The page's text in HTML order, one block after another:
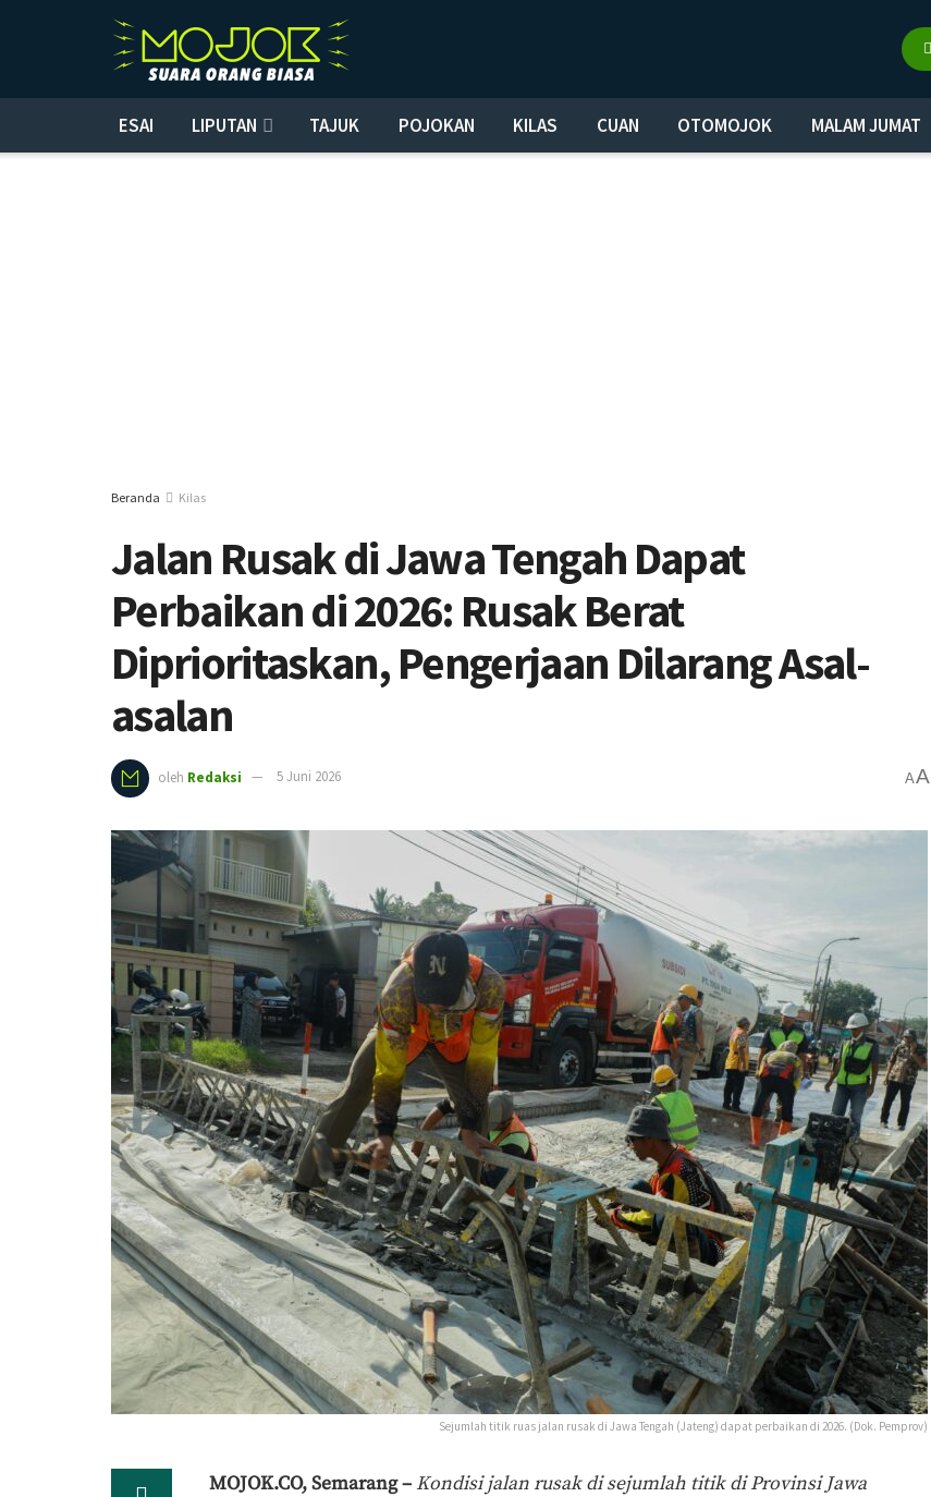
ESAI LIPUTAN TAJUK POJOKAN KILAS CUAN OTOMOJOK MALAM JUMAT
Beranda Kilas
Jalan Rusak di Jawa Tengah Dapat
Perbaikan di 2026: Rusak Berat
Diprioritaskan, Pengerjaan Dilarang Asal-
asalan
oleh Redaksi 5 Juni 2026 AA
Sejumlah titik ruas jalan rusak di Jawa Tengah (Jateng) dapat perbaikan di 2026. (Dok. Pemprov)
MOJOK.CO, Semarang – Kondisi jalan rusak di sejumlah titik di Provinsi Jawa